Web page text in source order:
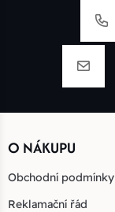
O NÁKUPU
Obchodní podmínky
Reklamační řád